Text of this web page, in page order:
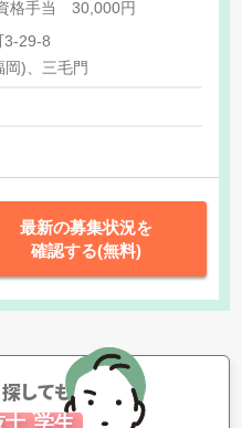
格手当 30,000円
3-29-8
)、三毛門
最新の募集状況を
確認する(無料)
探してもらう
士 学生